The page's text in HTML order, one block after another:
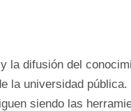
la difusión del
la universidad
siendo las